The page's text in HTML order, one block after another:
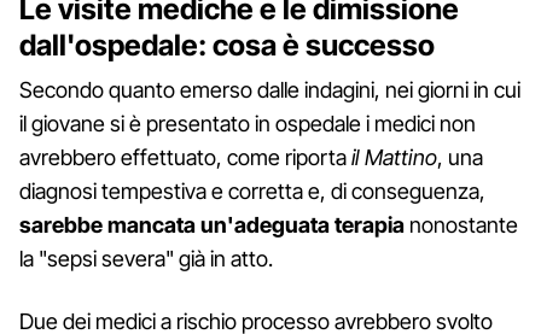
Le visite mediche e le dimissione
dall'ospedale: cosa è successo
Secondo quanto emerso dalle indagini, nei giorni in cui
il giovane si è presentato in ospedale i medici non
avrebbero effettuato, come riportail Mattino, una
diagnosi tempestiva e corretta e, di conseguenza,
sarebbe mancata un'adeguata terapia nonostante
la "sepsi severa" già in atto.
Due dei medici a rischio processo avrebbero svolto